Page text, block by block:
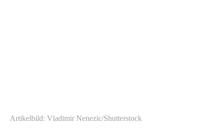
Artikelbild: Vladimir Nenezic/Shutterstock